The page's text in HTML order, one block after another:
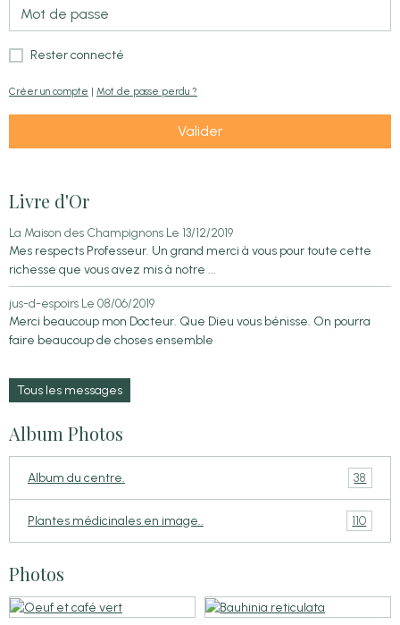
Rester connecté
Créer un compte | Mot de passe perdu ?
Valider
Livre d'Or
La Maison des Champignons Le 13/12/2019
Mes respects Professeur. Un grand merci à vous pour toute cette
richesse que vous avez mis à notre ...
jus-d-espoirs Le 08/06/2019
Merci beaucoup mon Docteur. Que Dieu vous bénisse. On pourra
faire beaucoup de choses ensemble
Tous les messages
Album Photos
Album du centre. 38
Plantes médicinales en image.. 110
Photos